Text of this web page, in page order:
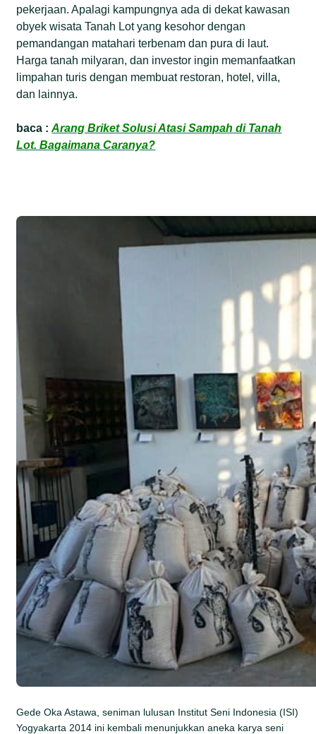
pekerjaan. Apalagi kampungnya ada di dekat kawasan
obyek wisata Tanah Lot yang kesohor dengan
pemandangan matahari terbenam dan pura di laut.
Harga tanah milyaran, dan investor ingin memanfaatkan
limpahan turis dengan membuat restoran, hotel, villa,
dan lainnya.
baca :Arang Briket Solusi Atasi Sampah di Tanah
Lot. Bagaimana Caranya?
Gede Oka Astawa, seniman lulusan Institut Seni Indonesia (ISI)
Yogyakarta 2014 ini kembali menunjukkan aneka karya seni